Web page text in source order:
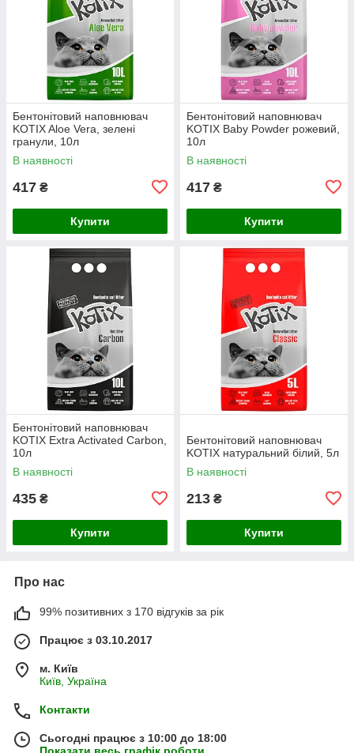
Бентонітовий наповнювач
KOTIX Aloe Vera, зелені
гранули, 10л
В наявності
417 ₴
Купити
Бентонітовий наповнювач
KOTIX Baby Powder рожевий,
10л
В наявності
417 ₴
Купити
Бентонітовий наповнювач
KOTIX Extra Activated Carbon,
10л
В наявності
435 ₴
Купити
Бентонітовий наповнювач
KOTIX натуральний білий, 5л
В наявності
213 ₴
Купити
Про нас
99% позитивних з 170 відгуків за рік
Працює з 03.10.2017
м. Київ
Київ, Україна
Контакти
Сьогодні працює з 10:00 до 18:00